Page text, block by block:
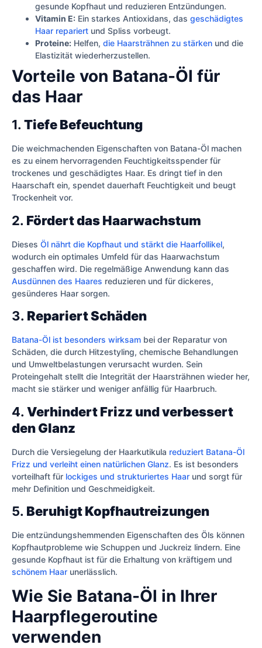
gesunde Kopfhaut und reduzieren Entzündungen.
Vitamin E: Ein starkes Antioxidans, das geschädigtes
Haar repariert und Spliss vorbeugt.
Proteine: Helfen, die Haarsträhnen zu stärken und die
Elastizität wiederherzustellen.
Vorteile von Batana-Öl für
das Haar
1. Tiefe Befeuchtung
Die weichmachenden Eigenschaften von Batana-Öl machen
es zu einem hervorragenden Feuchtigkeitsspender für
trockenes und geschädigtes Haar. Es dringt tief in den
Haarschaft ein, spendet dauerhaft Feuchtigkeit und beugt
Trockenheit vor.
2. Fördert das Haarwachstum
Dieses Öl nährt die Kopfhaut und stärkt die Haarfollikel,
wodurch ein optimales Umfeld für das Haarwachstum
geschaffen wird. Die regelmäßige Anwendung kann das
Ausdünnen des Haares reduzieren und für dickeres,
gesünderes Haar sorgen.
3. Repariert Schäden
Batana-Öl ist besonders wirksam bei der Reparatur von
Schäden, die durch Hitzestyling, chemische Behandlungen
und Umweltbelastungen verursacht wurden. Sein
Proteingehalt stellt die Integrität der Haarsträhnen wieder her,
macht sie stärker und weniger anfällig für Haarbruch.
4. Verhindert Frizz und verbessert
den Glanz
Durch die Versiegelung der Haarkutikula reduziert Batana-Öl
Frizz und verleiht einen natürlichen Glanz. Es ist besonders
vorteilhaft für lockiges und strukturiertes Haar und sorgt für
mehr Definition und Geschmeidigkeit.
5. Beruhigt Kopfhautreizungen
Die entzündungshemmenden Eigenschaften des Öls können
Kopfhautprobleme wie Schuppen und Juckreiz lindern. Eine
gesunde Kopfhaut ist für die Erhaltung von kräftigem und
schönem Haar unerlässlich.
Wie Sie Batana-Öl in Ihrer
Haarpflegeroutine
verwenden